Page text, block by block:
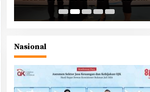
di Yunani
Nasional